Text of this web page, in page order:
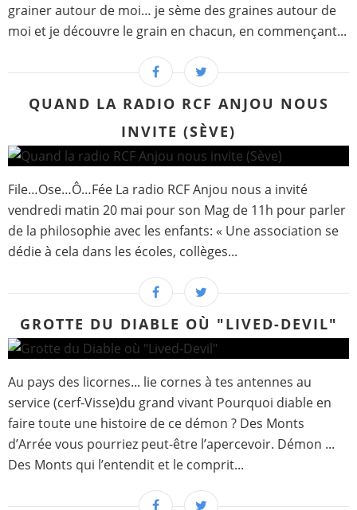
grainer autour de moi… je sème des graines autour de
moi et je découvre le grain en chacun, en commençant...
QUAND LA RADIO RCF ANJOU NOUS
INVITE (SÈVE)
File…Ose…Ô…Fée La radio RCF Anjou nous a invité
vendredi matin 20 mai pour son Mag de 11h pour parler
de la philosophie avec les enfants: « Une association se
dédie à cela dans les écoles, collèges...
GROTTE DU DIABLE OÙ "LIVED-DEVIL"
Au pays des licornes... lie cornes à tes antennes au
service (cerf-Visse)du grand vivant Pourquoi diable en
faire toute une histoire de ce démon ? Des Monts
d’Arrée vous pourriez peut-être l’apercevoir. Démon ...
Des Monts qui l’entendit et le comprit...